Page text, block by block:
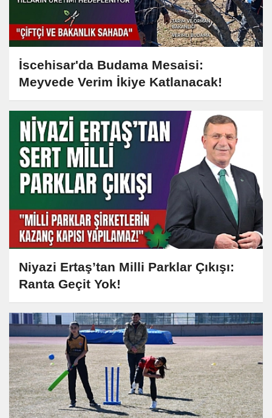
İscehisar'da Budama Mesaisi:
Meyvede Verim İkiye Katlanacak!
Niyazi Ertaş’tan Milli Parklar Çıkışı:
Ranta Geçit Yok!